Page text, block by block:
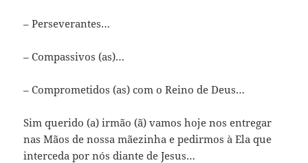
– Perseverantes…
– Compassivos (as)…
– Comprometidos (as) com o Reino de Deus…
Sim querido (a) irmão (ã) vamos hoje nos entregar
nas Mãos de nossa mãezinha e pedirmos à Ela que
interceda por nós diante de Jesus…